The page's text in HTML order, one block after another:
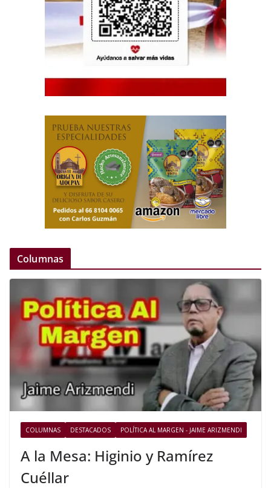
Columnas
COLUMNAS DESTACADOS POLÍTICA AL MARGEN - JAIME ARIZMENDI
A la Mesa: Higinio y Ramírez
Cuéllar